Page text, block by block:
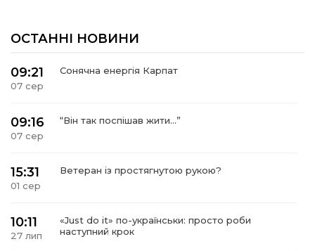
вісті
ОСТАННІ НОВИНИ
09:21
07 сер
Сонячна енергія Карпат
09:16
07 сер
“Він так поспішав жити…”
15:31
01 сер
Ветеран із простягнутою рукою?
10:11
27 лип
«Just do it» по-українськи: просто роби
наступний крок